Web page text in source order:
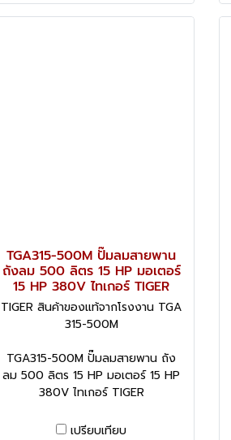
TGA315-500M ปั๊มลมสายพาน
ถังลม 500 ลิตร 15 HP มอเตอร์
15 HP 380V ไทเกอร์ TIGER
TIGER สินค้าของแท้จากโรงงาน TGA
315-500M
TGA315-500M ปั๊มลมสายพาน ถัง
ลม 500 ลิตร 15 HP มอเตอร์ 15 HP
380V ไทเกอร์ TIGER
เปรียบเทียบ